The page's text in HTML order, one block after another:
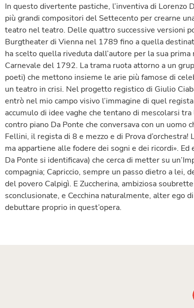
In questo divertente pastiche, l’inventiva di Lorenzo
più grandi compositori del Settecento per crearne
teatro nel teatro. Delle quattro successive versioni
Burgtheater di Vienna nel 1789 fino a quella
ha scelto quella riveduta dall’autore per la sua
Carnevale del 1792. La trama ruota attorno a un
poeti) che mettono insieme le arie più famose di
un teatro in crisi. Nel progetto registico di Giulio
entrò nel mio campo visivo l’immagine di quel
accumulo di idee vaghe che tentano di mescolarsi
contro piano Da Ponte che conversava con un uomo
Fellini, il regista di 8 e mezzo e di Prova
ma appartiene alle fodere dei sogni e dei ricordi».
Da Ponte si identificava) che cerca di metter su
compagnia; Capriccio, sempre un passo dietro a lei,
del povero Calpigì. E Zuccherina, ambiziosa
sconclusionate, e Cecchina naturalmente, alter ego
debuttare proprio in quest’opera.